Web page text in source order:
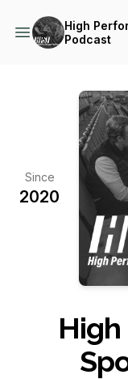
High
Podcast
Since
2020